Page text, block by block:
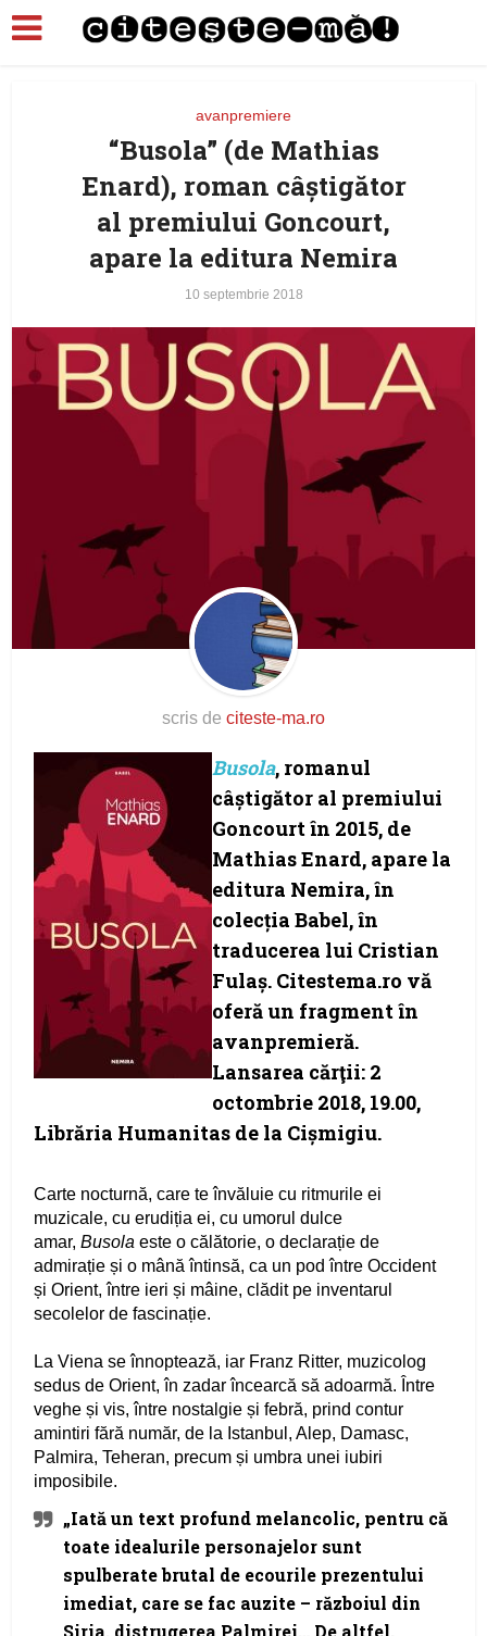
avanpremiere
“Busola” (de Mathias
Enard), roman câștigător
al premiului Goncourt,
apare la editura Nemira
10 septembrie 2018
scris de citeste-ma.ro
Busola, romanul
câștigător al premiului
Goncourt în 2015, de
Mathias Enard, apare la
editura Nemira, în
colecția Babel, în
traducerea lui Cristian
Fulaș. Citestema.ro vă
oferă un fragment în
avanpremieră.
Lansarea cărţii: 2
octombrie 2018, 19.00,
Librăria Humanitas de la Cișmigiu.
Carte nocturnă, care te învăluie cu ritmurile ei
muzicale, cu erudiția ei, cu umorul dulce
amar,Busola este o călătorie, o declarație de
admirație și o mână întinsă, ca un pod între Occident
și Orient, între ieri și mâine, clădit pe inventarul
secolelor de fascinație.
La Viena se înnoptează, iar Franz Ritter, muzicolog
sedus de Orient, în zadar încearcă să adoarmă. Între
veghe și vis, între nostalgie și febră, prind contur
amintiri fără număr, de la Istanbul, Alep, Damasc,
Palmira, Teheran, precum și umbra unei iubiri
imposibile.
„Iată un text profund melancolic, pentru că
toate idealurile personajelor sunt
spulberate brutal de ecourile prezentului
imediat, care se fac auzite – războiul din
Siria, distrugerea Palmirei… De altfel,